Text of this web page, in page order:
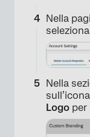
Nella
Nella
Logo per